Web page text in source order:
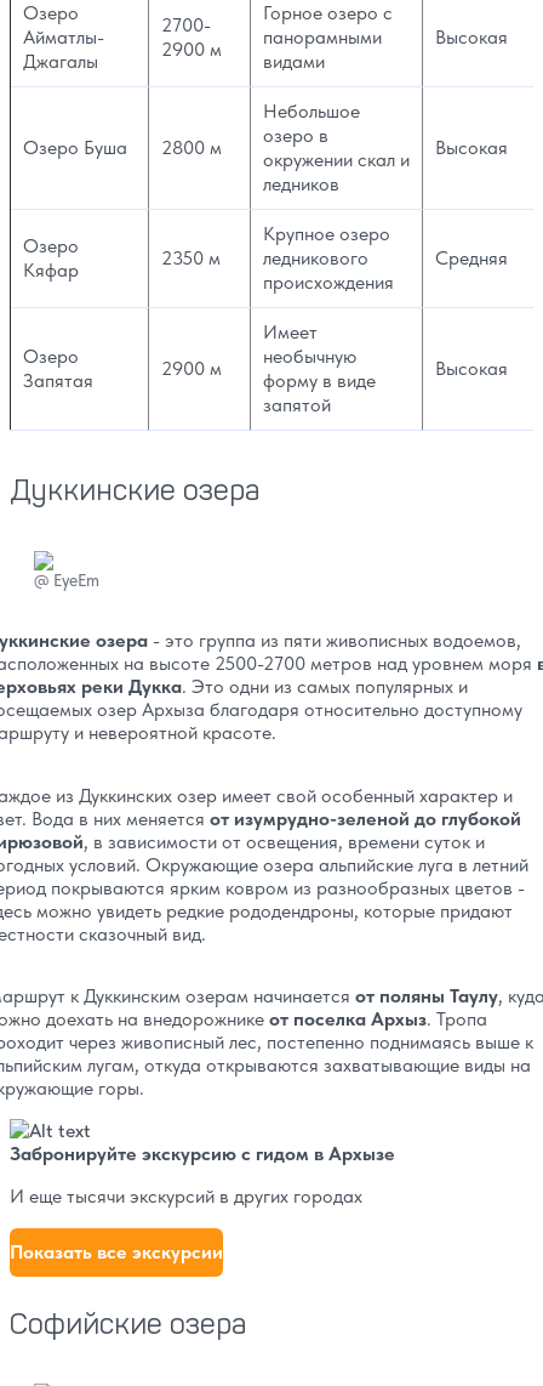
Озеро
Айматлы-
Джагалы
2700-
2900 м
Горное озеро с
панорамными
видами
Высокая
Озеро Буша 2800 м
Небольшое
озеро в
окружении скал и
ледников
Высокая
Озеро
Кяфар
2350 м
Крупное озеро
ледникового
происхождения
Средняя
Озеро
Запятая
2900 м
Имеет
необычную
форму в виде
запятой
Высокая
Дуккинские озера
@ EyeEm
озера - это группа из пяти живописных водоемов,
на высоте 2500-2700 метров над уровнем моря
реки Дукка. Это одни из самых популярных и
озер Архыза благодаря относительно доступному
и невероятной красоте.
из Дуккинских озер имеет свой особенный характер и
Вода в них меняется от изумрудно-зеленой до глубокой
, в зависимости от освещения, времени суток и
условий. Окружающие озера альпийские луга в летний
покрываются ярким ковром из разнообразных цветов -
можно увидеть редкие рододендроны, которые придают
сказочный вид.
к Дуккинским озерам начинается от поляны Таулу,
доехать на внедорожнике от поселка Архыз. Тропа
через живописный лес, постепенно поднимаясь выше к
лугам, откуда открываются захватывающие виды на
горы.
Забронируйте экскурсию с гидом в Архызе
И еще тысячи экскурсий в других городах
Показать все экскурсии
Софийские озера